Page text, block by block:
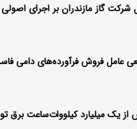
شرکت گاز مازندران بر اجرای
از یک میلیارد کیلووات‌ساعت برق